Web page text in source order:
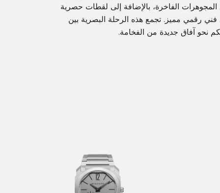
المجوهرات الفاخرة، بالإضافة إلى لقطات حصرية
رقمي مميز. تجمع هذه الرحلة البصرية بين
نحو آفاق جديدة من الفخامة.